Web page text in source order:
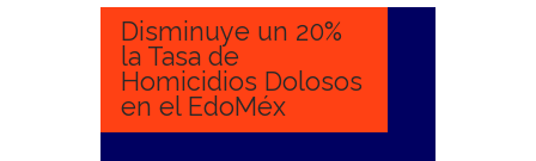
Disminuye un 20%
la Tasa de
Homicidios Dolosos
en el EdoMéx